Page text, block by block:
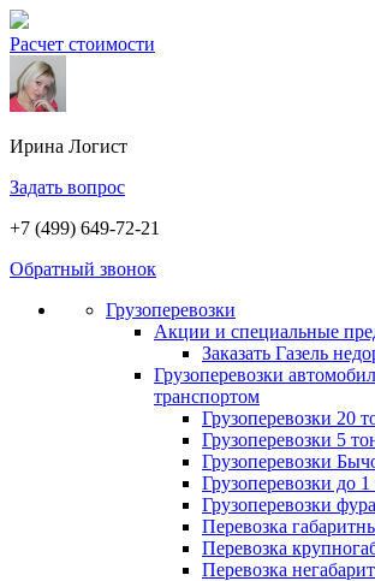
Расчет стоимости
Ирина Логист
Задать вопрос
+7 (499) 649-72-21
Обратный звонок
Грузоперевозки
Акции и специальные
Заказать Газель
Грузоперевозки
транспортом
Грузоперевозки 20
Грузоперевозки 5
Грузоперевозки
Грузоперевозки до
Грузоперевозки
Перевозка
Перевозка
Перевозка